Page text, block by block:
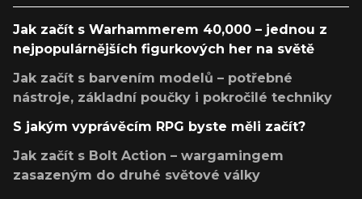
Jak začít s Warhammerem 40,000 – jednou z
nejpopulárnějších figurkových her na světě
Jak začít s barvením modelů – potřebné
nástroje, základní poučky i pokročilé techniky
S jakým vyprávěcím RPG byste měli začít?
Jak začít s Bolt Action – wargamingem
zasazeným do druhé světové války